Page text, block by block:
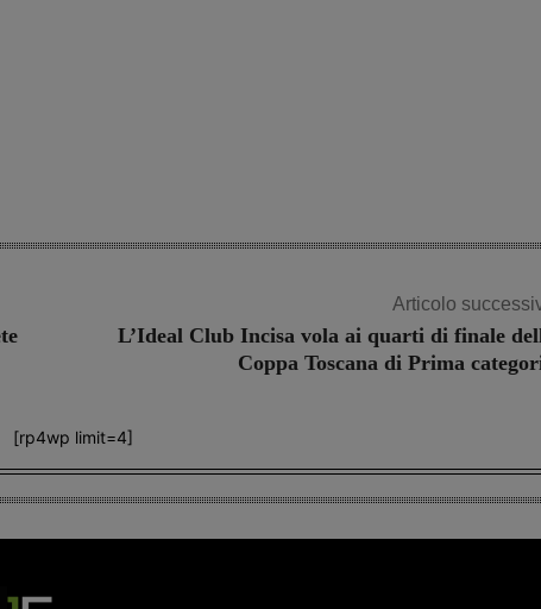
Articolo
L’Ideal Club Incisa vola ai quarti di finale
Coppa Toscana di Prima
[rp4wp limit=4]